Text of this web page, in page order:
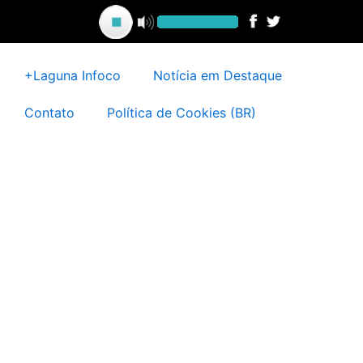
conteúdo
+Laguna Infoco Notícia em Destaque
Contato Política de Cookies (BR)